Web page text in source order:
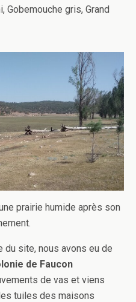
Gobemouche gris, Grand
prairie humide après son
site, nous avons eu de
de Faucon
de vas et viens
tuiles des maisons